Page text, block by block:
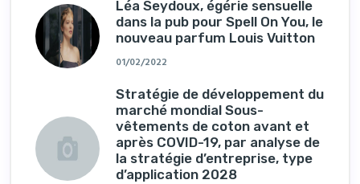
Léa Seydoux, égérie sensuelle
dans la pub pour Spell On You, le
nouveau parfum Louis Vuitton
01/02/2022
Stratégie de développement du
marché mondial Sous-
vêtements de coton avant et
après COVID-19, par analyse de
la stratégie d’entreprise, type
d’application 2028